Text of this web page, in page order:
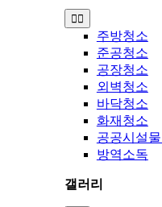
Toggle
Navigation
주방청소
준공청소
공장청소
외벽청소
바닥청소
화재청소
공공시설
방역소독
갤러리